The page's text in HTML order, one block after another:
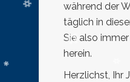
während der
täglich in
Sie also
herein.
Herzlichst, Ihr